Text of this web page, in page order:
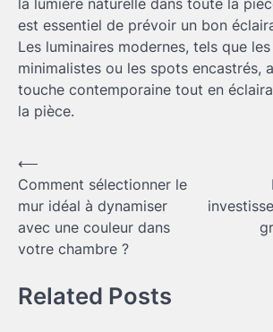
la lumière naturelle dans toute la
est essentiel de prévoir un bon
Les luminaires modernes, tels que
minimalistes ou les spots encastrés,
touche contemporaine tout en
la pièce.
Navigation
de
l’article
⟵
Comment sélectionner le
mur idéal à dynamiser
avec une couleur dans
votre chambre ?
Related Posts